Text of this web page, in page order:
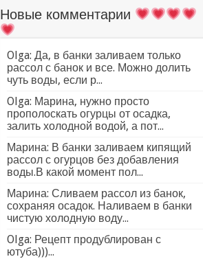
Новые комментарии
Olga: Да, в банки заливаем только
рассол с банок и все. Можно долить
чуть воды, если р...
Olga: Марина, нужно просто
прополоскать огурцы от осадка,
залить холодной водой, а пот...
Марина: В банки заливаем кипящий
рассол с огурцов без добавления
воды.В какой момент пол...
Марина: Сливаем рассол из банок,
сохраняя осадок. Наливаем в банки
чистую холодную воду...
Olga: Рецепт продублирован с
ютуба)))...